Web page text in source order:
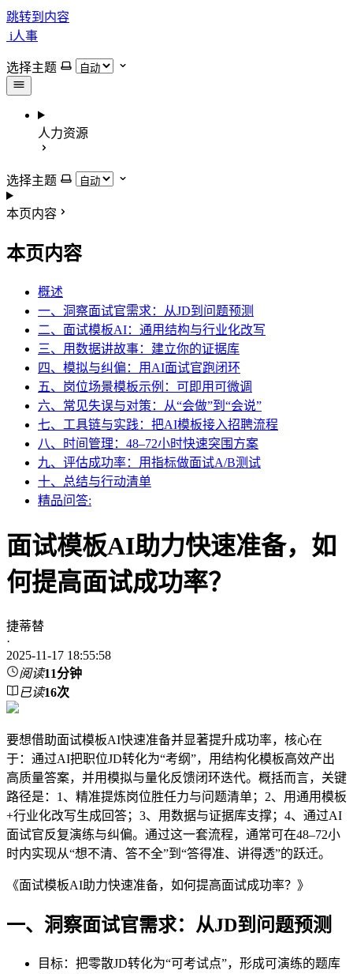
跳转到内容
i人事
选择主题
人力资源
选择主题
本页内容
本页内容
概述
一、洞察面试官需求：从JD到问题预测
二、面试模板AI：通用结构与行业化改写
三、用数据讲故事：建立你的证据库
四、模拟与纠偏：用AI面试官跑闭环
五、岗位场景模板示例：可即用可微调
六、常见失误与对策：从“会做”到“会说”
七、工具链与实践：把AI模板接入招聘流程
八、时间管理：48–72小时快速突围方案
九、评估成功率：用指标做面试A/B测试
十、总结与行动清单
精品问答:
面试模板AI助力快速准备，如
何提高面试成功率？
捷蒂替
·
2025-11-17 18:55:58
阅读11分钟
已读16次
要想借助面试模板AI快速准备并显著提升成功率，核心在
于：通过AI把职位JD转化为“考纲”，用结构化模板高效产出
高质量答案，并用模拟与量化反馈闭环迭代。概括而言，关键
路径是：1、精准提炼岗位胜任力与问题清单；2、用通用模板
+行业化改写生成回答；3、用数据与证据库支撑；4、通过AI
面试官反复演练与纠偏。通过这一套流程，通常可在48–72小
时内实现从“想不清、答不全”到“答得准、讲得透”的跃迁。
《面试模板AI助力快速准备，如何提高面试成功率？》
一、洞察面试官需求：从JD到问题预测
目标：把零散JD转化为“可考试点”，形成可演练的题库